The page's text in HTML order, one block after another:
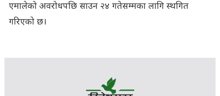
एमालेको अवरोधपछि साउन २४ गतेसम्मका लागि स्थगित
गरिएको छ।